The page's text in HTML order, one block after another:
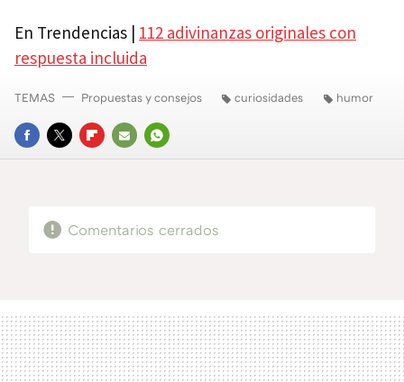
En Trendencias | 112 adivinanzas originales con
respuesta incluida
FACEBOOK
TWITTERFLIPBOARD
E-
WHATSAPP
TEMAS Propuestas y consejos curiosidades humor
Comentarios cerrados